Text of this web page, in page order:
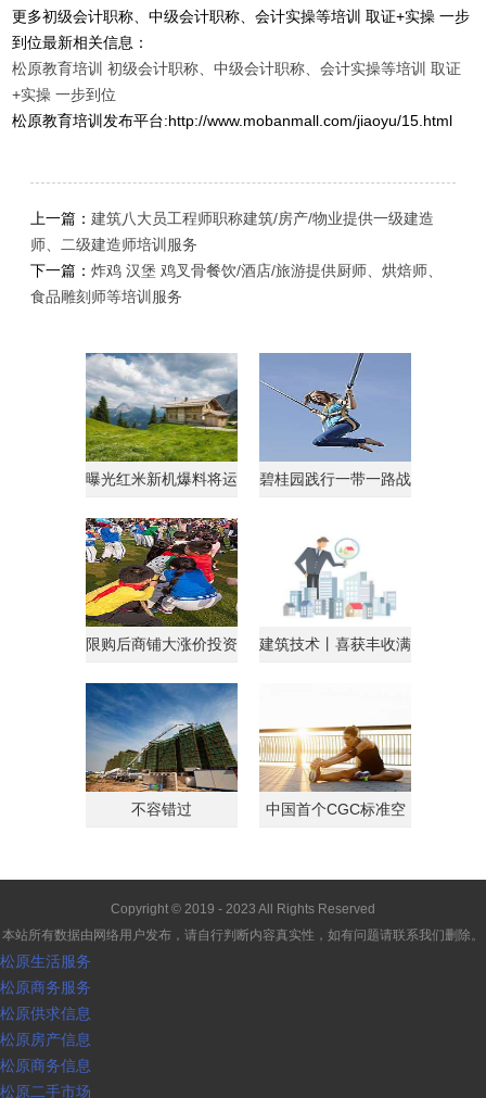
更多初级会计职称、中级会计职称、会计实操等培训 取证+实操 一步
到位最新相关信息：
松原教育培训 初级会计职称、中级会计职称、会计实操等培训 取证
+实操 一步到位
松原教育培训发布平台:http://www.mobanmall.com/jiaoyu/15.html
上一篇：建筑八大员工程师职称建筑/房产/物业提供一级建造
师、二级建造师培训服务
下一篇：炸鸡 汉堡 鸡叉骨餐饮/酒店/旅游提供厨师、烘焙师、
食品雕刻师等培训服务
曝光红米新机爆料将运
碧桂园践行一带一路战
限购后商铺大涨价投资
建筑技术丨喜获丰收满
不容错过
中国首个CGC标准空
Copyright © 2019 - 2023 All Rights Reserved
本站所有数据由网络用户发布，请自行判断内容真实性，如有问题请联系我们删除。
松原生活服务
松原商务服务
松原供求信息
松原房产信息
松原商务信息
松原二手市场